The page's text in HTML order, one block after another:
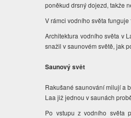
poněkud drsný dojezd, takže
V rámci vodního světa funguje
Architektura vodního světa v
snažil v saunovém světě, jak
Saunový svět
Rakušané saunování milují a
Laa již jednou v saunách
Po vstupu z vodního světa